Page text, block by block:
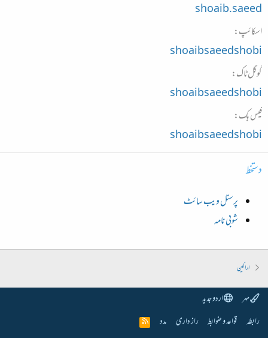
shoaib.saeed
اسکائپ
shoaibsaeedshobi
گوگل ٹاک
shoaibsaeedshobi
فیس بک
shoaibsaeedshobi
دستخط
پرسنل ویب سائٹ
شوبی نامہ
اراکین
مہر
اردو جدید
رابطہ قواعد و ضوابط راز داری مدد
R
S